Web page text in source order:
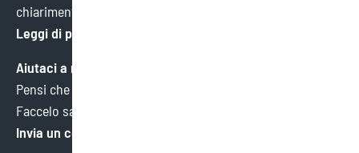
chiarimenti, ci trovi qui.
Leggi di più
Aiutaci a migliorare
Pensi che potremmo fare meglio in qualche ambito?
Faccelo sapere. Faremo tesoro di ogni consiglio.
Invia un commento